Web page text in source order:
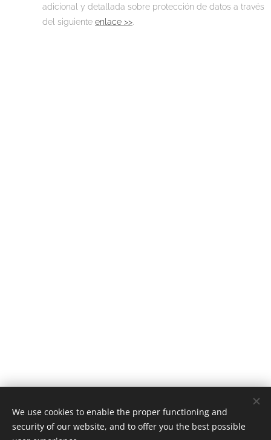
adicional y detallada sobre protección de datos a través
del siguiente enlace >>
We use cookies to enable the proper functioning and
security of our website, and to offer you the best possible